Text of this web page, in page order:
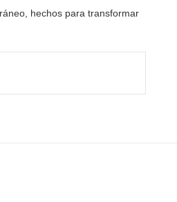
hechos para transformar